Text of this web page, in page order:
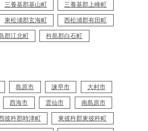
三養基郡基山町 三養基郡上峰町
東松浦郡玄海町 西松浦郡有田町
郡江北町 杵島郡白石町
島原市 諫早市 大村市
西海市 雲仙市 南島原市
彼杵郡時津町 東彼杵郡東彼杵町